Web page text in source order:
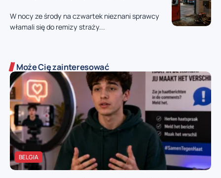
W nocy ze środy na czwartek nieznani sprawcy
włamali się do remizy straży...
Może Cię zainteresować
BELGIA